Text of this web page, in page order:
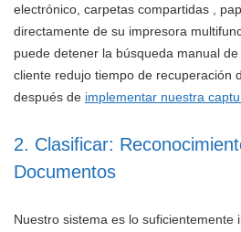
electrónico, carpetas compartidas ,
directamente de su impresora
puede detener la búsqueda manual
cliente redujo tiempo de recuperación
después de implementar nuestra
2. Clasificar:
Documentos
Nuestro sistema es lo suficientemente